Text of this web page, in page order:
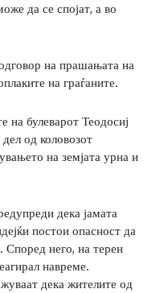
да се спојат, а во
на прашањата на
на граѓаните.
на булеварот Теодосиј
од коловозот
на земјата урна и
дека јамата
постои опасност да
Според него, на терен
навреме.
дека жителите од